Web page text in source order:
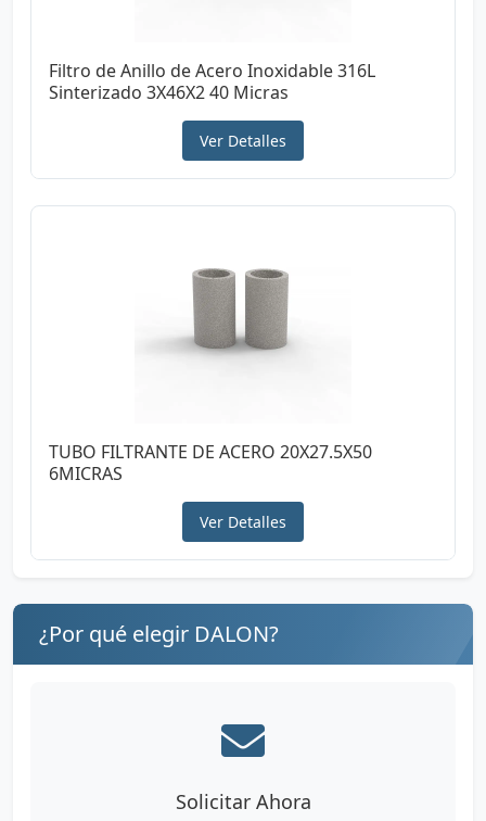
Filtro de Anillo de Acero Inoxidable 316L
Sinterizado 3X46X2 40 Micras
Ver Detalles
TUBO FILTRANTE DE ACERO 20X27.5X50
6MICRAS
Ver Detalles
¿Por qué elegir DALON?
Solicitar Ahora